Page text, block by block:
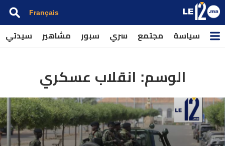
Français
سياسة مجتمع سري سبور مشاهير سيدتي
الوسم: انقلاب عسكري